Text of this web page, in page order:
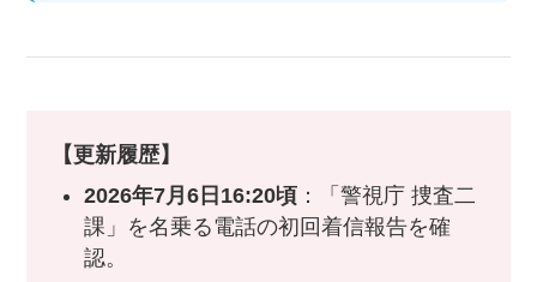
【更新履歴】
2026年7月6日16:20頃 ：「警視庁 捜査二
課」を名乗る電話の初回着信報告を確
認。